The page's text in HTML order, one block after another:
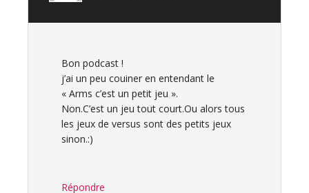
Bon podcast !
j’ai un peu couiner en entendant le
« Arms c’est un petit jeu ».
Non.C’est un jeu tout court.Ou alors tous
les jeux de versus sont des petits jeux
sinon.:)
Répondre